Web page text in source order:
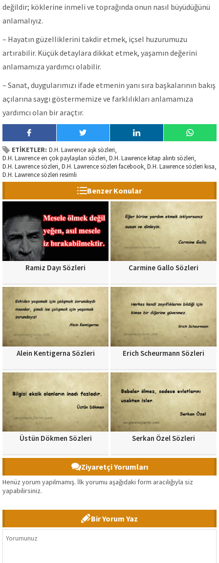
değiIdir; kökIerine inmeIi ve toprağında onun nasıI büyüdüğünü
anIamaIıyız.
– Hayatın güzeIIikIerini takdir etmek, içseI huzurumuzu
artırabiIir. Küçük detayIara dikkat etmek, yaşamın değerini
anIamamıza yardımcı oIabiIir.
– Sanat, duyguIarımızı ifade etmenin yanı sıra başkaIarının bakış
açıIarına saygı göstermemize ve farkIıIıkIarı anIamamıza
yardımcı oIan bir araçtır.
ETİKETLER: D.H. Lawrence aşk sözleri,
D.H. Lawrence en çok paylaşılan sözleri, D.H. Lawrence kitap alıntı sözleri,
D.H. Lawrence sözleri, D.H. Lawrence sözleri facebook, D.H. Lawrence sözleri kısa,
D.H. Lawrence sözleri resimli
Benzer Konular
Ramiz Dayı Sözleri Carmine Gallo Sözleri
Alein Kentigerna Sözleri Erich Scheurmann Sözleri
Üstün Dökmen Sözleri Serkan Özel Sözleri
Ziyaretçi Yorumları
Henüz yorum yapılmamış. İlk yorumu aşağıdaki form aracılığıyla siz
yapabilirsiniz.
Bir Yorum Yaz